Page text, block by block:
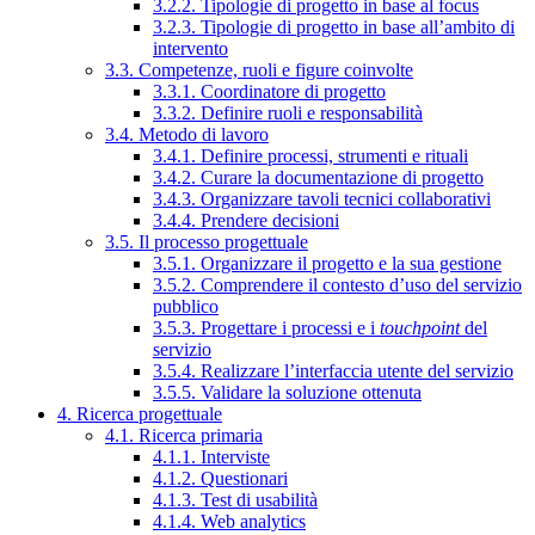
3.2.2. Tipologie di progetto in base al focus
3.2.3. Tipologie di progetto in base all’ambito di
intervento
3.3. Competenze, ruoli e figure coinvolte
3.3.1. Coordinatore di progetto
3.3.2. Definire ruoli e responsabilità
3.4. Metodo di lavoro
3.4.1. Definire processi, strumenti e rituali
3.4.2. Curare la documentazione di progetto
3.4.3. Organizzare tavoli tecnici collaborativi
3.4.4. Prendere decisioni
3.5. Il processo progettuale
3.5.1. Organizzare il progetto e la sua gestione
3.5.2. Comprendere il contesto d’uso del servizio
pubblico
3.5.3. Progettare i processi e i touchpointdel
servizio
3.5.4. Realizzare l’interfaccia utente del servizio
3.5.5. Validare la soluzione ottenuta
4. Ricerca progettuale
4.1. Ricerca primaria
4.1.1. Interviste
4.1.2. Questionari
4.1.3. Test di usabilità
4.1.4. Web analytics